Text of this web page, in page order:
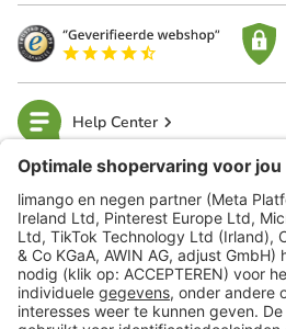
Help Center
limango
Veilig winkelen
Klantenservice